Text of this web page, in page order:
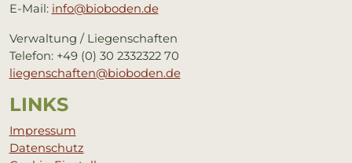
E-Mail: info@bioboden.de
Verwaltung / Liegenschaften
Telefon: +49 (0) 30 2332322 70
liegenschaften@bioboden.de
LINKS
Impressum
Datenschutz